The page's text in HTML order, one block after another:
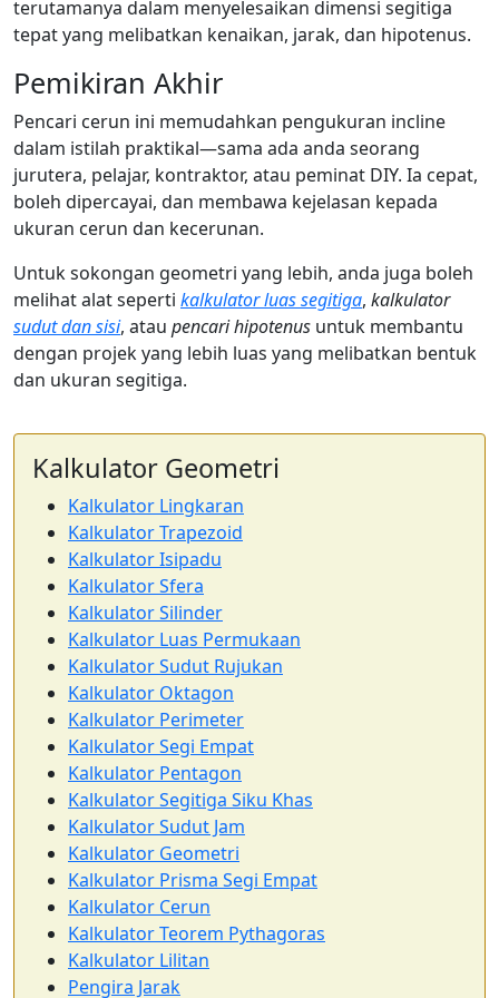
terutamanya dalam menyelesaikan dimensi segitiga
tepat yang melibatkan kenaikan, jarak, dan hipotenus.
Pemikiran Akhir
Pencari cerun ini memudahkan pengukuran incline
dalam istilah praktikal—sama ada anda seorang
jurutera, pelajar, kontraktor, atau peminat DIY. Ia cepat,
boleh dipercayai, dan membawa kejelasan kepada
ukuran cerun dan kecerunan.
Untuk sokongan geometri yang lebih, anda juga boleh
melihat alat seperti kalkulator luas segitiga, kalkulator
sudut dan sisi, atau pencari hipotenus untuk membantu
dengan projek yang lebih luas yang melibatkan bentuk
dan ukuran segitiga.
Kalkulator Geometri
Kalkulator Lingkaran
Kalkulator Trapezoid
Kalkulator Isipadu
Kalkulator Sfera
Kalkulator Silinder
Kalkulator Luas Permukaan
Kalkulator Sudut Rujukan
Kalkulator Oktagon
Kalkulator Perimeter
Kalkulator Segi Empat
Kalkulator Pentagon
Kalkulator Segitiga Siku Khas
Kalkulator Sudut Jam
Kalkulator Geometri
Kalkulator Prisma Segi Empat
Kalkulator Cerun
Kalkulator Teorem Pythagoras
Kalkulator Lilitan
Pengira Jarak